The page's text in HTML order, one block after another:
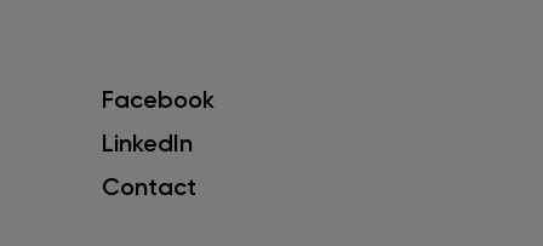
Facebook
LinkedIn
Contact